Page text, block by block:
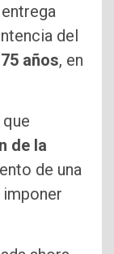
del
75 años, en
de la
de una
imponer